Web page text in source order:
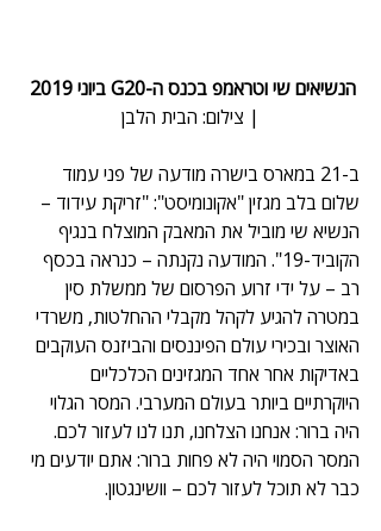
הנשיאים שי וטראמפ בכנס ה-G20 ביוני 2019
| צילום: הבית הלבן
ב-21 במארס בישרה מודעה של פני עמוד
שלום בלב מגזין "אקונומיסט": "זריקת עידוד –
הנשיא שי מוביל את המאבק המוצלח בנגיף
הקוביד-19". המודעה נקנתה – כנראה בכסף
רב – על ידי זרוע הפרסום של ממשלת סין
במטרה להגיע לקהל מקבלי ההחלטות, משרדי
האוצר ובכירי עולם הפיננסים והביזנס העוקבים
באדיקות אחר אחד המגזינים הכלכליים
היוקרתיים ביותר בעולם המערבי. המסר הגלוי
היה ברור: אנחנו הצלחנו, תנו לנו לעזור לכם.
המסר הסמוי היה לא פחות ברור: אתם יודעים מי
כבר לא תוכל לעזור לכם – וושינגטון.